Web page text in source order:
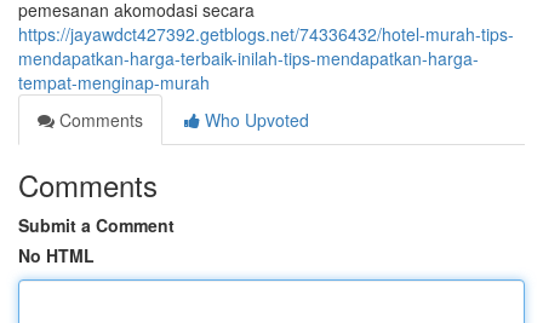
pemesanan akomodasi secara
https://jayawdct427392.getblogs.net/74336432/hotel-murah-tips-
mendapatkan-harga-terbaik-inilah-tips-mendapatkan-harga-
tempat-menginap-murah
Comments
Who Upvoted
Comments
Submit a Comment
No HTML